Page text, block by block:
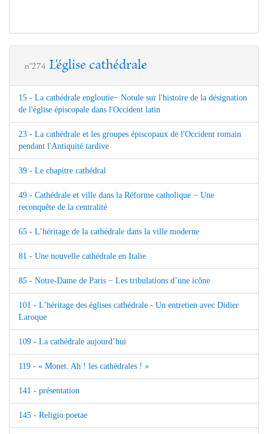
n°274 L'église cathédrale
15 - La cathédrale engloutie− Notule sur l'histoire de la désignation
de l'église épiscopale dans l'Occident latin
23 - La cathédrale et les groupes épiscopaux de l'Occident romain
pendant l'Antiquité tardive
39 - Le chapitre cathédral
49 - Cathédrale et ville dans la Réforme catholique − Une
reconquête de la centralité
65 - L’héritage de la cathédrale dans la ville moderne
81 - Une nouvelle cathédrale en Italie
85 - Notre-Dame de Paris − Les tribulations d’une icône
101 - L’héritage des églises cathédrale - Un entretien avec Didier
Laroque
109 - La cathédrale aujourd’hui
119 - « Monet. Ah ! les cathédrales ! »
141 - présentation
145 - Religio poetae